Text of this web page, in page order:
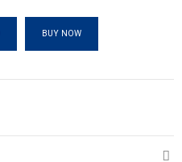
BUY NOW